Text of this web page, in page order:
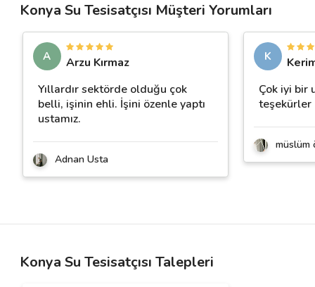
Konya Su Tesisatçısı Müşteri Yorumları
A
Arzu Kırmaz
Yıllardır sektörde olduğu çok
belli, işinin ehli. İşini özenle yaptı
ustamız.
Adnan Usta
K
Çok iyi bir
teşekürler
müslüm
Konya Su Tesisatçısı Talepleri